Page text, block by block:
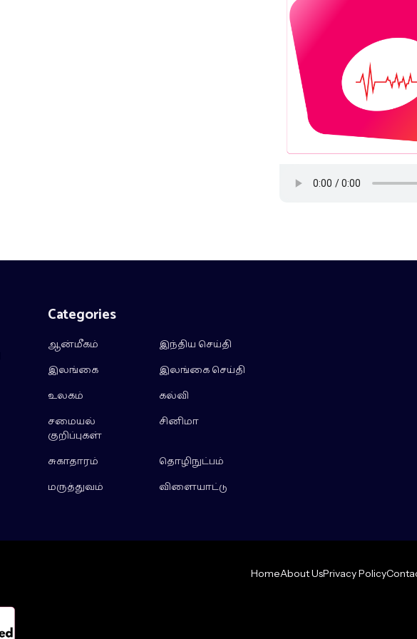
Categories
ஆன்மீகம்
இந்திய செய்தி
இலங்கை
இலங்கை செய்தி
உலகம்
கல்வி
சமையல்
குறிப்புகள்
சினிமா
சுகாதாரம்
தொழிநுட்பம்
மருத்துவம்
விளையாட்டு
HomeAbout UsPrivacy Policy